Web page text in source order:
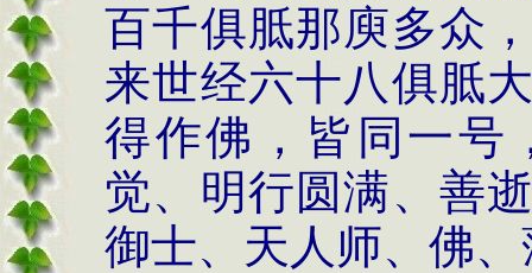
百千俱胝那庾多众
来世经六十八俱胝
得作佛，皆同一号
觉、明行圆满、善
御士、天人师、佛